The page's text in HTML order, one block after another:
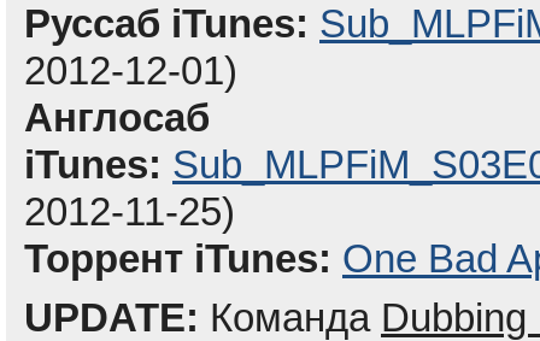
Руссаб iTunes:
2012-12-01)
Англосаб
iTunes:
2012-11-25)
Торрент iTunes: One Bad
UPDATE: Команда Dubbing